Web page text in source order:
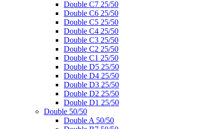
Double C7 25/50
Double C6 25/50
Double C5 25/50
Double C4 25/50
Double C3 25/50
Double C2 25/50
Double C1 25/50
Double D5 25/50
Double D4 25/50
Double D3 25/50
Double D2 25/50
Double D1 25/50
Double 50/50
Double A 50/50